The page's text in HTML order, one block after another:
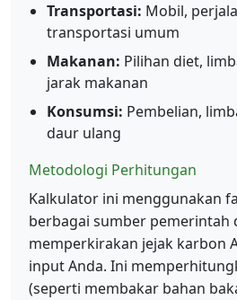
Transportasi: Mobil,
transportasi umum
Makanan: Pilihan diet,
jarak makanan
Konsumsi: Pembelian,
daur ulang
Metodologi Perhitungan
Kalkulator ini menggunakan
berbagai sumber pemerintah
memperkirakan jejak karbon
input Anda. Ini
(seperti membakar bahan